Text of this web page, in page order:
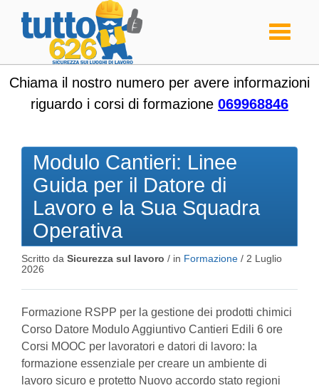
Toggle
Chiama il nostro numero per avere informazioni
riguardo i corsi di formazione 069968846
Modulo Cantieri: Linee
Guida per il Datore di
Lavoro e la Sua Squadra
Operativa
Scritto da Sicurezza sul lavoro / in Formazione / 2 Luglio
2026
Formazione RSPP per la gestione dei prodotti chimici
Corso Datore Modulo Aggiuntivo Cantieri Edili 6 ore
Corsi MOOC per lavoratori e datori di lavoro: la
formazione essenziale per creare un ambiente di
lavoro sicuro e protetto Nuovo accordo stato regioni